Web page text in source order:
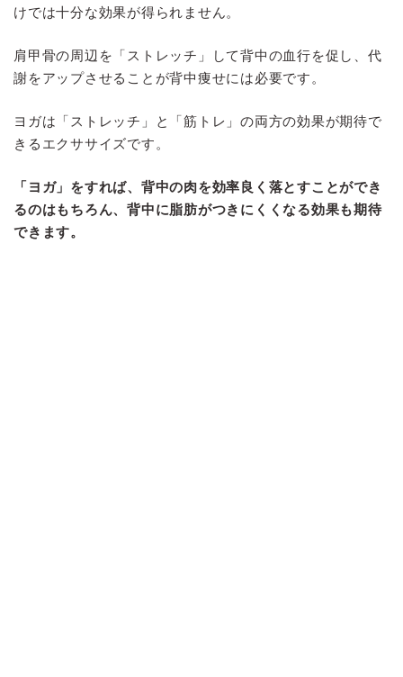
けでは十分な効果が得られません。
肩甲骨の周辺を「ストレッチ」して背中の血行を促し、代
謝をアップさせることが背中痩せには必要です。
ヨガは「ストレッチ」と「筋トレ」の両方の効果が期待で
きるエクササイズです。
「ヨガ」をすれば、背中の肉を効率良く落とすことができ
るのはもちろん、背中に脂肪がつきにくくなる効果も期待
できます。